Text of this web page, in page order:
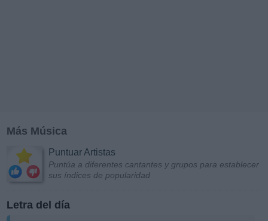
Más Música
Puntuar Artistas
Puntúa a diferentes cantantes y grupos para establecer
sus índices de popularidad
Letra del día